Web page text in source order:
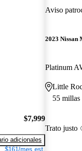
$7,999
adicionales
$161/mes est.
Aviso
2023 Nissan
Platinum
Little
55 millas
Trato justo